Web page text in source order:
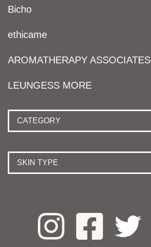
Bicho
ethicame
AROMATHERAPY ASSOCIATES
LEUNGESS MORE
CATEGORY
SKIN TYPE